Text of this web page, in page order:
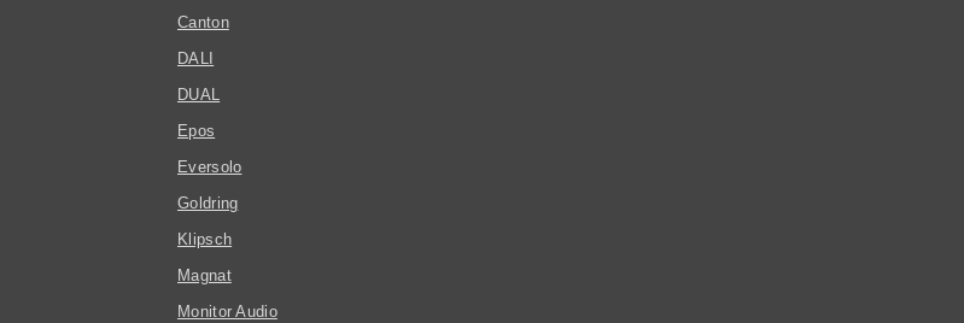
Canton
DALI
DUAL
Epos
Eversolo
Goldring
Klipsch
Magnat
Monitor Audio